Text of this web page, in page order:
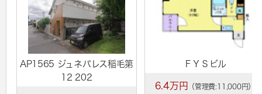
AP1565 ジュネパレス稲毛第
12 202
ＦＹＳビル
6.4万円 （管理費:11,000円）